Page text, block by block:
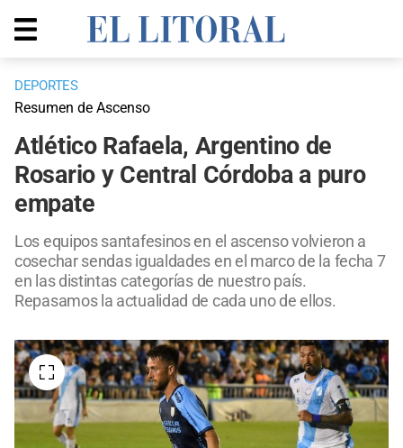
DEPORTES
Resumen de Ascenso
Atlético Rafaela, Argentino de
Rosario y Central Córdoba a puro
empate
Los equipos santafesinos en el ascenso volvieron a
cosechar sendas igualdades en el marco de la fecha 7
en las distintas categorías de nuestro país.
Repasamos la actualidad de cada uno de ellos.